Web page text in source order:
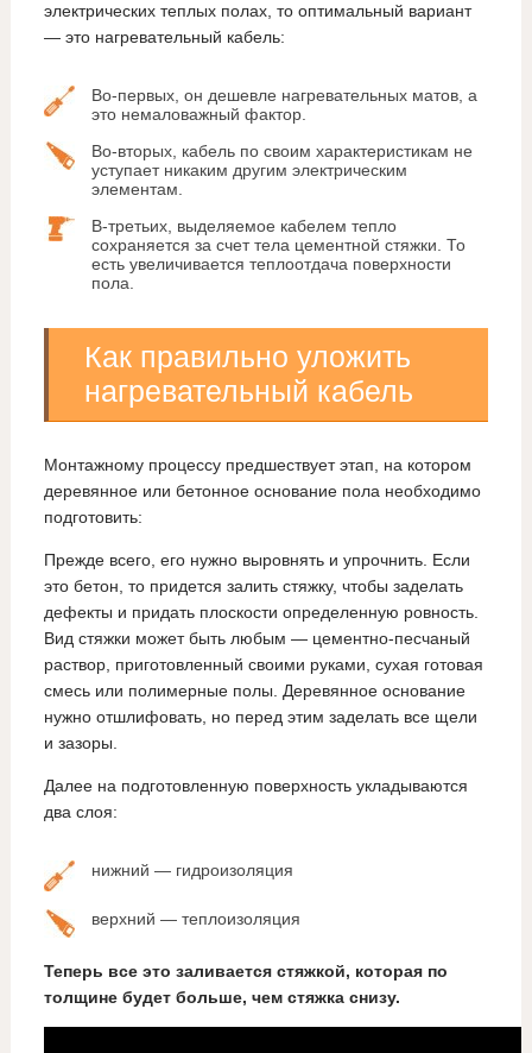
электрических теплых полах, то оптимальный вариант
— это нагревательный кабель:
Во-первых, он дешевле нагревательных матов, а
это немаловажный фактор.
Во-вторых, кабель по своим характеристикам не
уступает никаким другим электрическим
элементам.
В-третьих, выделяемое кабелем тепло
сохраняется за счет тела цементной стяжки. То
есть увеличивается теплоотдача поверхности
пола.
Как правильно уложить
нагревательный кабель
Монтажному процессу предшествует этап, на котором
деревянное или бетонное основание пола необходимо
подготовить:
Прежде всего, его нужно выровнять и упрочнить. Если
это бетон, то придется залить стяжку, чтобы заделать
дефекты и придать плоскости определенную ровность.
Вид стяжки может быть любым — цементно-песчаный
раствор, приготовленный своими руками, сухая готовая
смесь или полимерные полы. Деревянное основание
нужно отшлифовать, но перед этим заделать все щели
и зазоры.
Далее на подготовленную поверхность укладываются
два слоя:
нижний — гидроизоляция
верхний — теплоизоляция
Теперь все это заливается стяжкой, которая по
толщине будет больше, чем стяжка снизу.